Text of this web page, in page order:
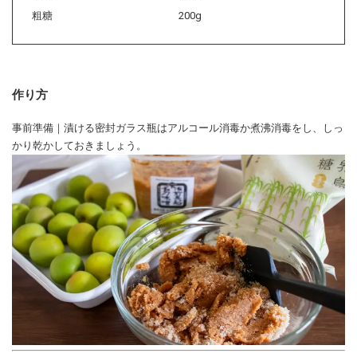
粗糖
200g
作り方
事前準備｜漬ける密封ガラス瓶はアルコール消毒か煮沸消毒をし、しっ
かり乾かしておきましょう。